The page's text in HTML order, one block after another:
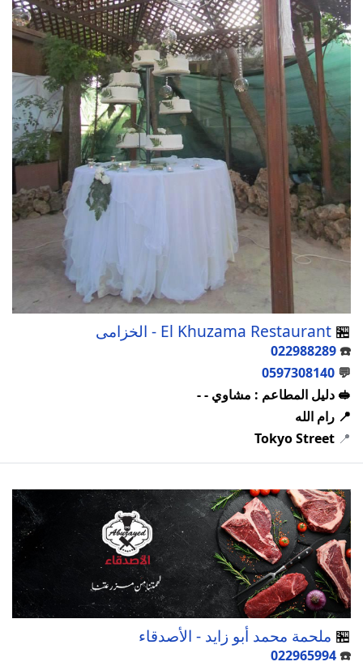
🏪 El Khuzama Restaurant - الخزامى
☎️
022988289
💬
0597308140
🥪 دليل المطاعم : مشاوي - -
📍 رام الله
📍
Tokyo Street
🏪 ملحمة محمد أبو زايد - الأصدقاء
☎️
022965994